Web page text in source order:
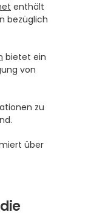
enthält
bezüglich
bietet ein
von
zu
über